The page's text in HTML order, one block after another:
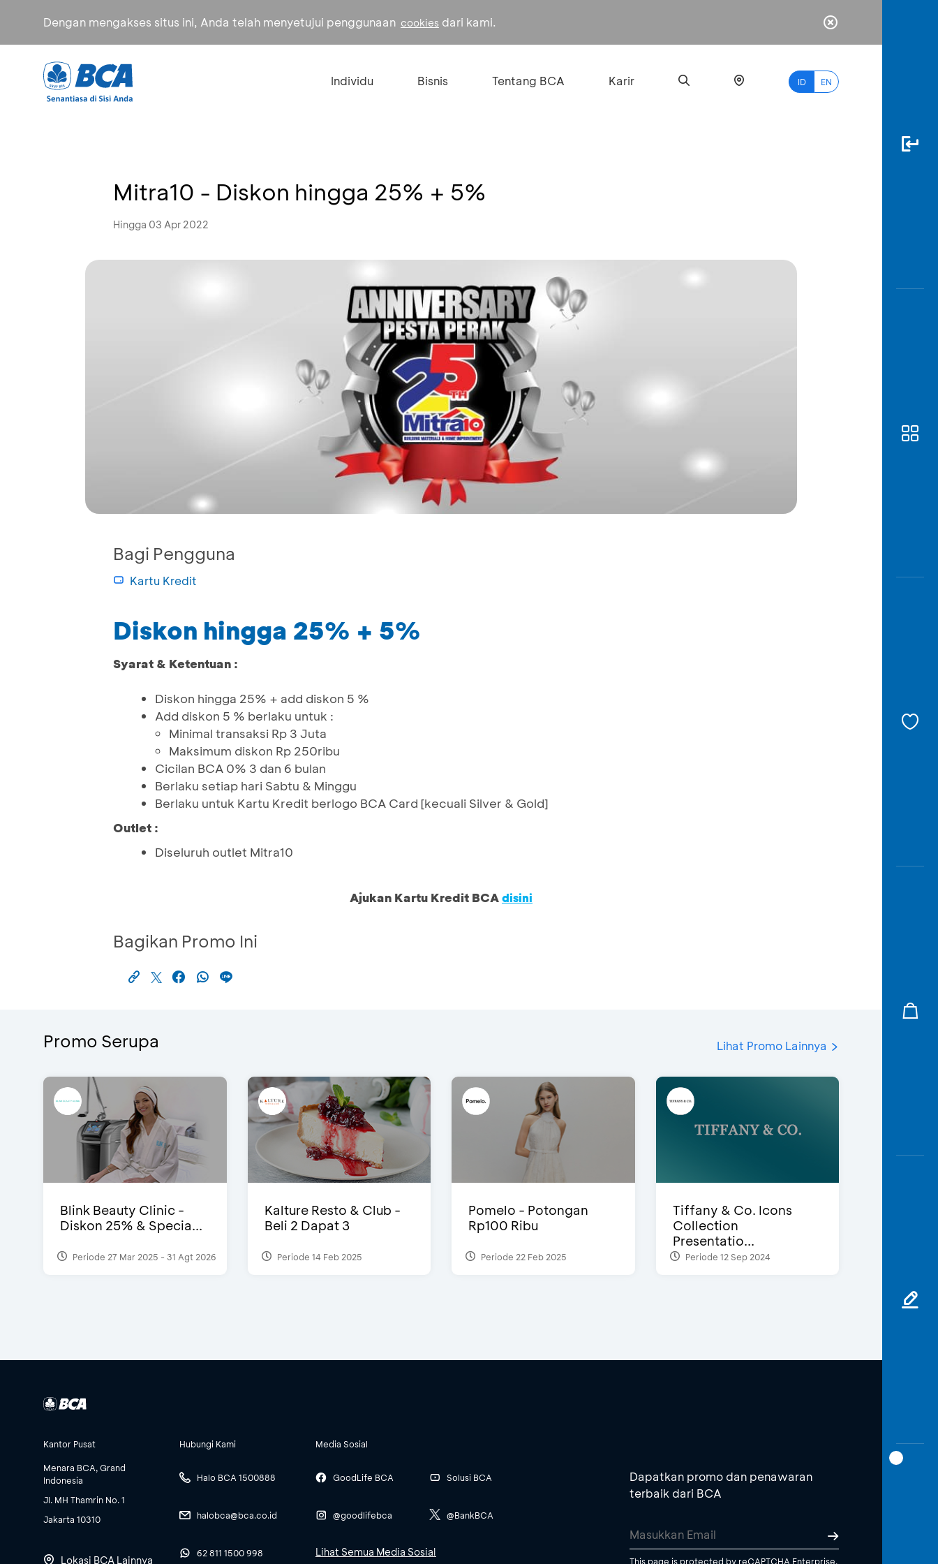
Dengan mengakses situs ini, Anda telah menyetujui penggunaan cookies dari kami.
Individu Bisnis Tentang BCA Karir ID EN
Mitra10 - Diskon hingga 25% + 5%
Hingga 03 Apr 2022
Bagi Pengguna
Kartu Kredit
Diskon hingga 25% + 5%
Syarat & Ketentuan :
Diskon hingga 25% + add diskon 5 %
Add diskon 5 % berlaku untuk :
Minimal transaksi Rp 3 Juta
Maksimum diskon Rp 250ribu
Cicilan BCA 0% 3 dan 6 bulan
Berlaku setiap hari Sabtu & Minggu
Berlaku untuk Kartu Kredit berlogo BCA Card [kecuali Silver & Gold]
Outlet :
Diseluruh outlet Mitra10
Ajukan Kartu Kredit BCAdisini
Bagikan Promo Ini
Promo Serupa Lihat Promo Lainnya
Blink Beauty Clinic -
Diskon 25% & Specia...
Periode 27 Mar 2025 - 31 Agt 2026
Kalture Resto & Club -
Beli 2 Dapat 3
Periode 14 Feb 2025
Pomelo - Potongan
Rp100 Ribu
Periode 22 Feb 2025
Tiffany & Co. Icons
Collection
Presentatio...
Periode 12 Sep 2024
Kantor Pusat
Menara BCA, Grand
Indonesia
Jl. MH Thamrin No. 1
Jakarta 10310
Lokasi BCA Lainnya
Hubungi Kami
Halo BCA 1500888
halobca@bca.co.id
62 811 1500 998
Media Sosial
GoodLife BCA
@goodlifebca
Solusi BCA
@BankBCA
Lihat Semua Media Sosial
Dapatkan promo dan penawaran
terbaik dari BCA
This page is protected by reCAPTCHA Enterprise.